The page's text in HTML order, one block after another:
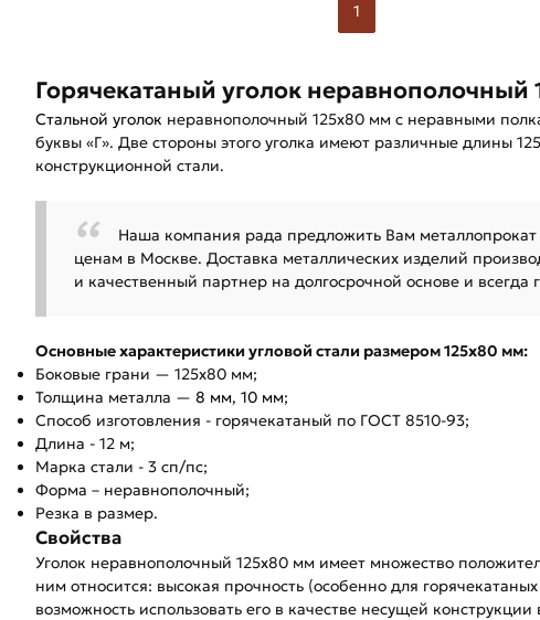
1
Горячекатаный уголок неравнополочный
Стальной уголок неравнополочный 125х80 мм с неравными
буквы «Г». Две стороны этого уголка имеют различные длины
конструкционной стали.
Наша компания рада предложить Вам
ценам в Москве. Доставка металлических изделий
и качественный партнер на долгосрочной основе и всегда
Основные характеристики угловой стали размером 125х80 мм:
Боковые грани — 125х80 мм;
Толщина металла — 8 мм, 10 мм;
Способ изготовления - горячекатаный по ГОСТ 8510-93;
Длина - 12 м;
Марка стали - 3 сп/пс;
Форма – неравнополочный;
Резка в размер.
Свойства
Уголок неравнополочный 125х80 мм имеет множество
ним относится: высокая прочность (особенно для
возможность использовать его в качестве несущей конструкции